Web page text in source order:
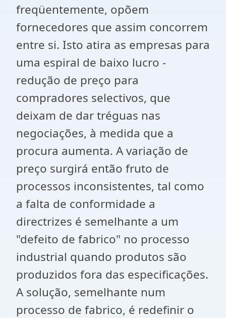
freqüentemente, opõem
fornecedores que assim concorrem
entre si. Isto atira as empresas para
uma espiral de baixo lucro -
redução de preço para
compradores selectivos, que
deixam de dar tréguas nas
negociações, à medida que a
procura aumenta. A variação de
preço surgirá então fruto de
processos inconsistentes, tal como
a falta de conformidade a
directrizes é semelhante a um
"defeito de fabrico" no processo
industrial quando produtos são
produzidos fora das especificações.
A solução, semelhante num
processo de fabrico, é redefinir o